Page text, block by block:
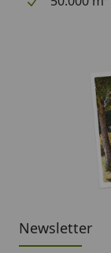
Newsletter